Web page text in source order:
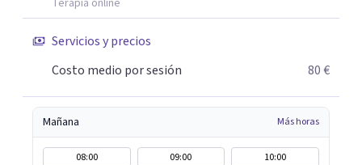
Terapia online
Servicios y precios
Costo medio por sesión
80 €
Mañana Más horas
08:00 09:00
10:00